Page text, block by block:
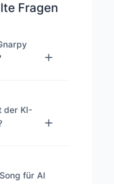
Fragen
der KI-
für AI